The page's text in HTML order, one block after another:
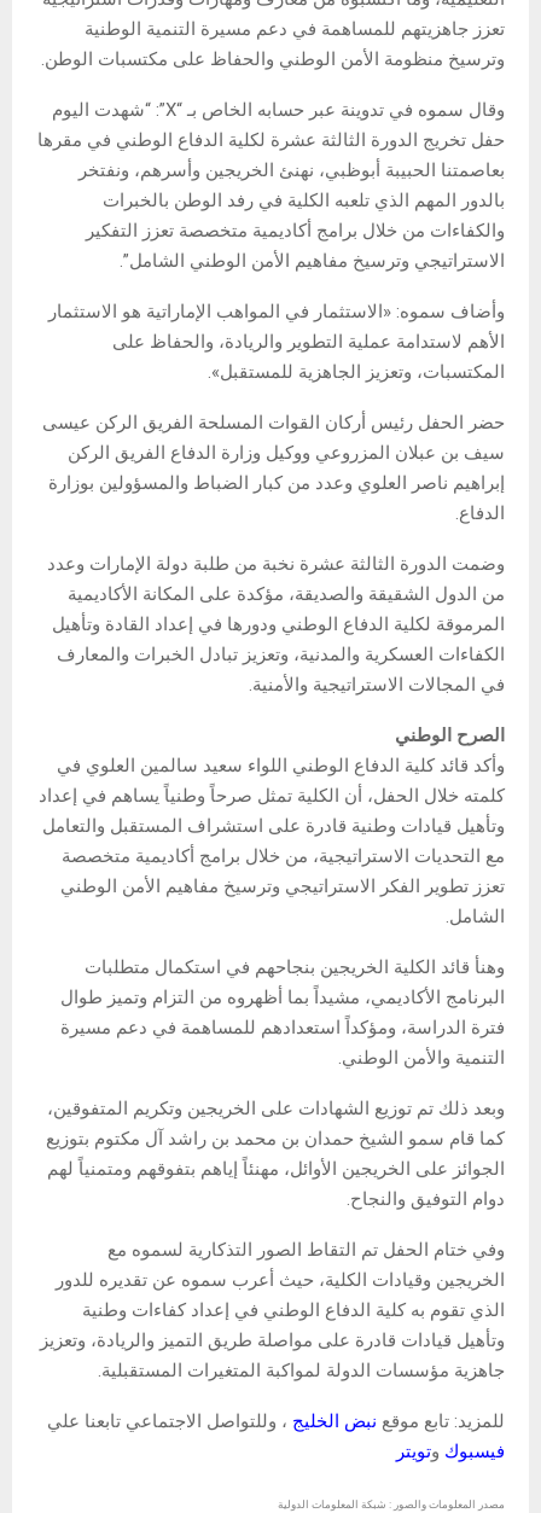
تعزز جاهزيتهم للمساهمة في دعم مسيرة التنمية الوطنية
وترسيخ منظومة الأمن الوطني والحفاظ على مكتسبات الوطن.
وقال سموه في تدوينة عبر حسابه الخاص بـ “X”: “شهدت اليوم
حفل تخريج الدورة الثالثة عشرة لكلية الدفاع الوطني في مقرها
بعاصمتنا الحبيبة أبوظبي، نهنئ الخريجين وأسرهم، ونفتخر
بالدور المهم الذي تلعبه الكلية في رفد الوطن بالخبرات
والكفاءات من خلال برامج أكاديمية متخصصة تعزز التفكير
الاستراتيجي وترسيخ مفاهيم الأمن الوطني الشامل”.
وأضاف سموه: «الاستثمار في المواهب الإماراتية هو الاستثمار
الأهم لاستدامة عملية التطوير والريادة، والحفاظ على
المكتسبات، وتعزيز الجاهزية للمستقبل».
حضر الحفل رئيس أركان القوات المسلحة الفريق الركن عيسى
سيف بن عبلان المزروعي ووكيل وزارة الدفاع الفريق الركن
إبراهيم ناصر العلوي وعدد من كبار الضباط والمسؤولين بوزارة
الدفاع.
وضمت الدورة الثالثة عشرة نخبة من طلبة دولة الإمارات وعدد
من الدول الشقيقة والصديقة، مؤكدة على المكانة الأكاديمية
المرموقة لكلية الدفاع الوطني ودورها في إعداد القادة وتأهيل
الكفاءات العسكرية والمدنية، وتعزيز تبادل الخبرات والمعارف
في المجالات الاستراتيجية والأمنية.
الصرح الوطني
وأكد قائد كلية الدفاع الوطني اللواء سعيد سالمين العلوي في
كلمته خلال الحفل، أن الكلية تمثل صرحاً وطنياً يساهم في إعداد
وتأهيل قيادات وطنية قادرة على استشراف المستقبل والتعامل
مع التحديات الاستراتيجية، من خلال برامج أكاديمية متخصصة
تعزز تطوير الفكر الاستراتيجي وترسيخ مفاهيم الأمن الوطني
الشامل.
وهنأ قائد الكلية الخريجين بنجاحهم في استكمال متطلبات
البرنامج الأكاديمي، مشيداً بما أظهروه من التزام وتميز طوال
فترة الدراسة، ومؤكداً استعدادهم للمساهمة في دعم مسيرة
التنمية والأمن الوطني.
وبعد ذلك تم توزيع الشهادات على الخريجين وتكريم المتفوقين،
كما قام سمو الشيخ حمدان بن محمد بن راشد آل مكتوم بتوزيع
الجوائز على الخريجين الأوائل، مهنئاً إياهم بتفوقهم ومتمنياً لهم
دوام التوفيق والنجاح.
وفي ختام الحفل تم التقاط الصور التذكارية لسموه مع
الخريجين وقيادات الكلية، حيث أعرب سموه عن تقديره للدور
الذي تقوم به كلية الدفاع الوطني في إعداد كفاءات وطنية
وتأهيل قيادات قادرة على مواصلة طريق التميز والريادة، وتعزيز
جاهزية مؤسسات الدولة لمواكبة المتغيرات المستقبلية.
للمزيد: تابع موقع نبض الخليج ، وللتواصل الاجتماعي تابعنا علي
فيسبوك وتويتر
مصدر المعلومات والصور : شبكة المعلومات الدولية